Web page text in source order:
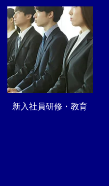
新入社員研修・教育